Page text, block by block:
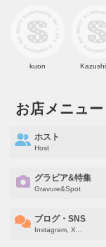
kuon
お店メニュー
ホスト
Host
グラビア&特集
Gravure&Spot
ブログ・SNS
Instagram, X...